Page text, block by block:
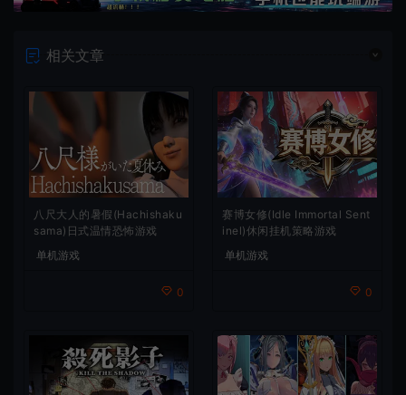
相关文章
八尺大人的暑假(Hachishaku
sama)日式温情恐怖游戏
单机游戏
0
赛博女修(Idle Immortal Sent
inel)休闲挂机策略游戏
单机游戏
0